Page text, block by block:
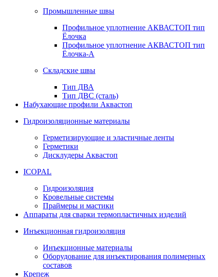
Промышленные швы
Профильное уплотнение АКВАСТОП тип
Ёлочка
Профильное уплотнение АКВАСТОП тип
Ёлочка-А
Складские швы
Тип ДВА
Тип ДВС (сталь)
Набухающие профили Аквастоп
Гидроизоляционные материалы
Герметизирующие и эластичные ленты
Герметики
Дисклудеры Аквастоп
ICOPAL
Гидроизоляция
Кровельные системы
Праймеры и мастики
Аппараты для сварки термопластичных изделий
Инъекционная гидроизоляция
Инъекционные материалы
Оборудование для инъектирования полимерных
составов
Крепеж